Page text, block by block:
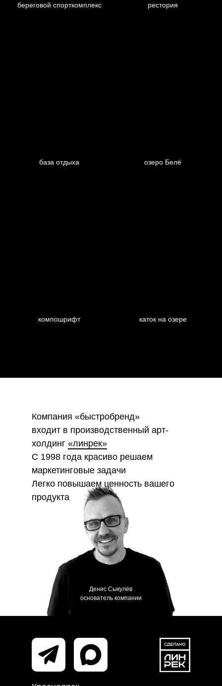
береговой спорткомплекс рестория
база отдыха озеро Белё
компошрифт каток на озере
Компания «быстробренд»
входит в производственный арт-
холдинг «линрек»
С 1998 года красиво решаем
маркетинговые задачи
Легко повышаем ценность вашего
продукта
Денис Сыкулёв
основатель компании